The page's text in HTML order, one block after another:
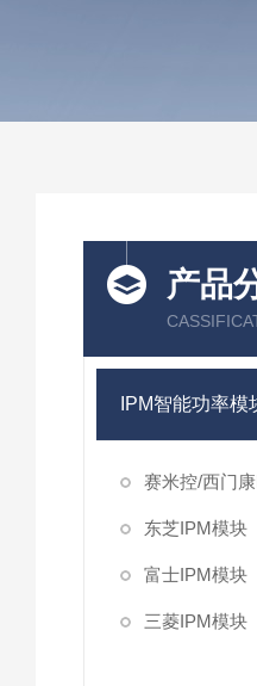
产品
IPM智能功率模
赛米控/西门
东芝IPM模块
富士IPM模块
三菱IPM模块